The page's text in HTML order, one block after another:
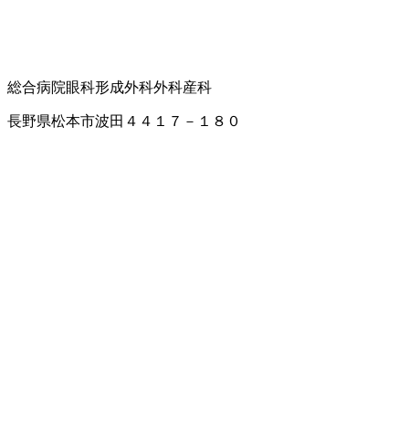
総合病院眼科形成外科外科産科
長野県松本市波田４４１７－１８０